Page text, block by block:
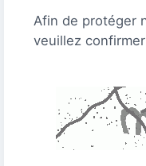
Afin de protéger
veuillez